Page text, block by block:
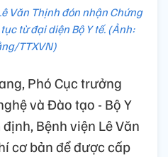
Văn Thịnh đón nhận Chứng
từ đại diện Bộ Y tế. (Ảnh:
TTXVN)
Phó Cục trưởng
và Đào tạo - Bộ Y
Bệnh viện Lê Văn
cơ bản để được cấp